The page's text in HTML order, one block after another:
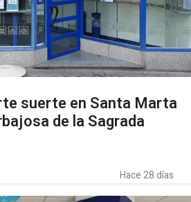
suerte en Santa Marta
de la Sagrada
Hace 28 días